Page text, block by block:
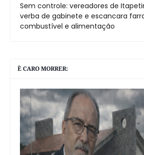
Sem controle: vereadores de
verba de gabinete e escancara
combustível e alimentação
È CARO MORRER: